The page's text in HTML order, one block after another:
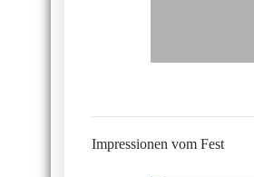
Impressionen vom Fest